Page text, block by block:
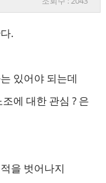
.
있어야 되는데
에 대한 관심 ? 은
을 벗어나지